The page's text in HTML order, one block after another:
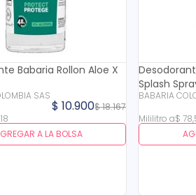
Babaria Rollon Aloe X
SAS
$18.167
$ 10.900
A LA BOLSA
Splash
BABARIA
Mililitro a$ 78,